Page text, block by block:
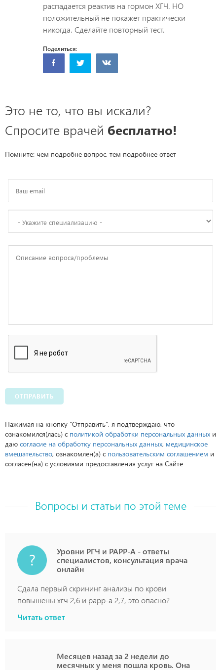
распадается реактив на гормон ХГЧ. НО
положительный не покажет практически
никогда. Сделайте повторный тест.
Поделиться:
Это не то, что вы искали?
Спросите врачей бесплатно!
Помните: чем подробне вопрос, тем подробнее ответ
ОТПРАВИТЬ
Нажимая на кнопку "Отправить", я подтверждаю, что
ознакомился(лась) с политикой обработки персональных данных и
даю согласие на обработку персональных данных, медицинское
вмешательство, ознакомлен(а) с пользовательским соглашением и
согласен(на) с условиями предоставления услуг на Сайте
Вопросы и статьи по этой теме
Уровни РГЧ и РАРР-А - ответы
специалистов, консультация врача
онлайн
Сдала первый скрининг анализы по крови
повышены хгч 2,6 и рарр-а 2,7, это опасно?
Читать ответ
Месяцев назад за 2 недели до
месячных у меня пошла кровь. Она